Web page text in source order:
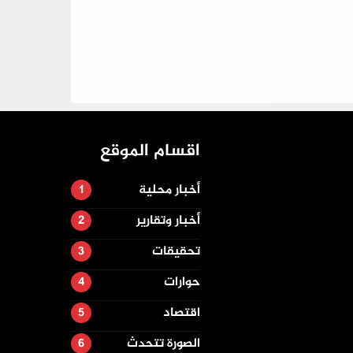
اقسام الموقع
أخبار محلية
أخبار وتقارير
تحقيقات
حوارات
اقتصاد
الصورة تتحدث